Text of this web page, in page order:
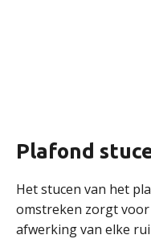
Plafond
Het stucen van het
omstreken zorgt
afwerking van elke